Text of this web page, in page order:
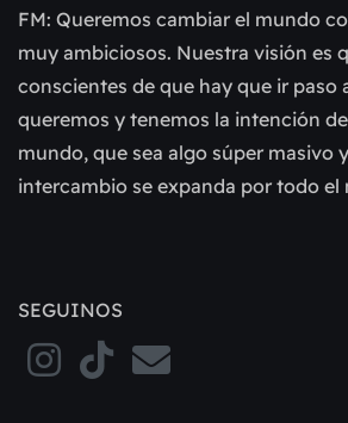
FM: Queremos cambiar el mundo
muy ambiciosos. Nuestra visión es
conscientes de que hay que ir paso
queremos y tenemos la intención
mundo, que sea algo súper masivo
intercambio se expanda por todo el
SEGUINOS